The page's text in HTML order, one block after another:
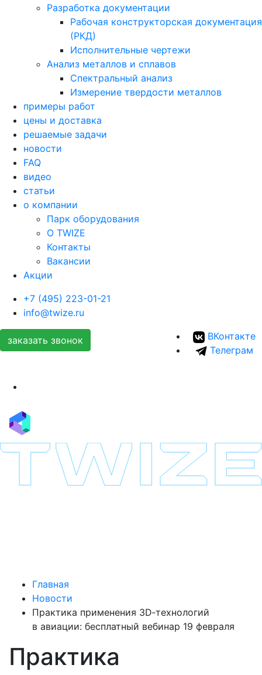
Разработка документации
Рабочая конструкторская документация
(РКД)
Исполнительные чертежи
Анализ металлов и сплавов
Спектральный анализ
Измерение твердости металлов
примеры работ
цены и доставка
решаемые задачи
новости
FAQ
видео
статьи
о компании
Парк оборудования
О TWIZE
Контакты
Вакансии
Акции
+7 (495) 223-01-21
info@twize.ru
заказать звонок
ВКонтакте
Телеграм
Главная
Новости
Практика применения 3D‑технологий
в авиации: бесплатный вебинар 19 февраля
Практика